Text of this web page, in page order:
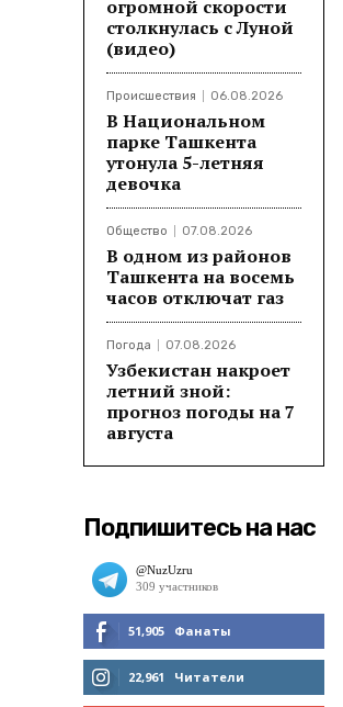
огромной скорости
столкнулась с Луной
(видео)
Происшествия 06.08.2026
В Национальном
парке Ташкента
утонула 5-летняя
девочка
Общество 07.08.2026
В одном из районов
Ташкента на восемь
часов отключат газ
Погода 07.08.2026
Узбекистан накроет
летний зной:
прогноз погоды на 7
августа
Подпишитесь на нас
51,905 Фанаты
МНЕ НРАВИТСЯ
22,961 Читатели